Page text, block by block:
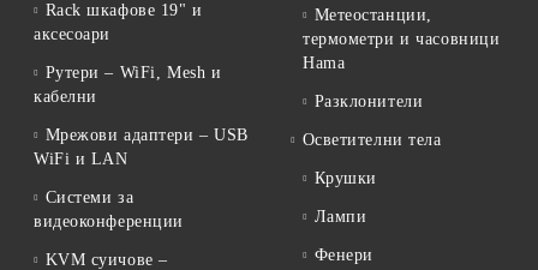
Rack шкафове 19" и
аксесоари
Рутери – WiFi, Mesh и
кабелни
Мрежови адаптери – USB
WiFi и LAN
Системи за
видеоконференции
KVM суичове –
Метеостанции,
термометри и часовници
Hama
Разклонители
Осветителни тела
Крушки
Лампи
Фенери